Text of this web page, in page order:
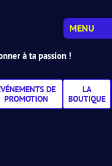
MENU
à ta passion !
DE
PROMOTION
LA
BOUTIQUE